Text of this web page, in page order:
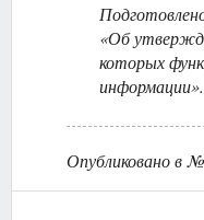
«Об
которых
информации».
Опубликовано в